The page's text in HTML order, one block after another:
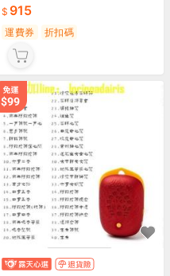
915
運費券 折扣碼